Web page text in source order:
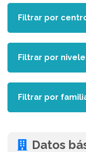
Datos
Filtrar por
Filtrar por
Filtrar por